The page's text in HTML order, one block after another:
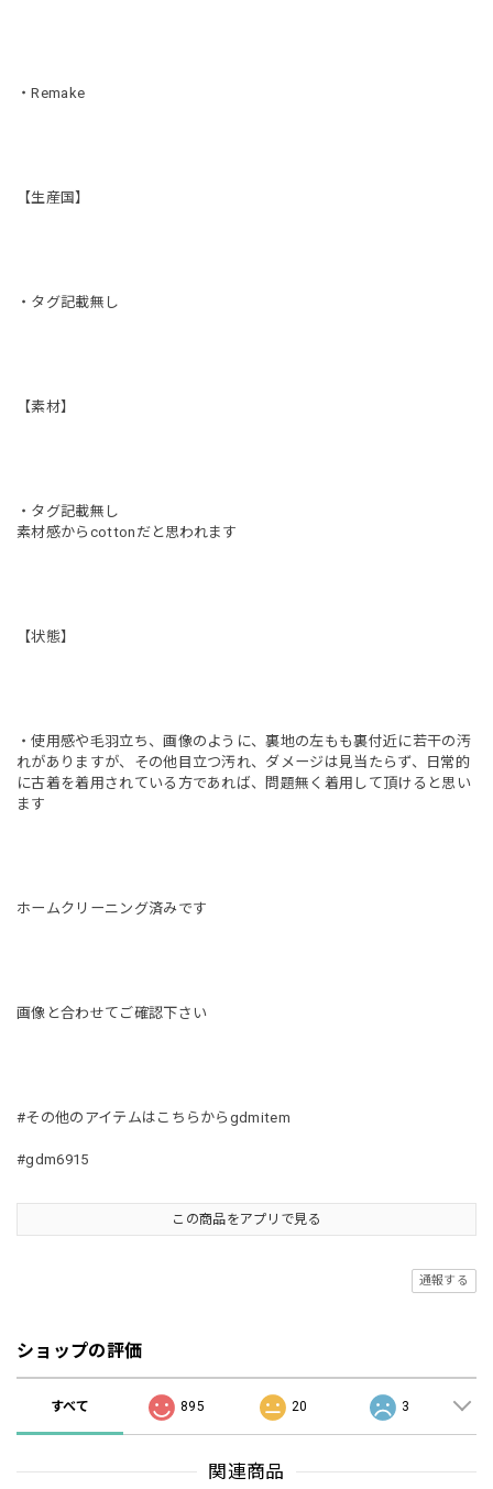
・Remake
【生産国】
・タグ記載無し
【素材】
・タグ記載無し
素材感からcottonだと思われます
【状態】
・使用感や毛羽立ち、画像のように、裏地の左もも裏付近に若干の汚
れがありますが、その他目立つ汚れ、ダメージは見当たらず、日常的
に古着を着用されている方であれば、問題無く着用して頂けると思い
ます
ホームクリーニング済みです
画像と合わせてご確認下さい
#その他のアイテムはこちらからgdmitem
#gdm6915
この商品をアプリで見る
通報する
ショップの評価
すべて 895 20 3
関連商品